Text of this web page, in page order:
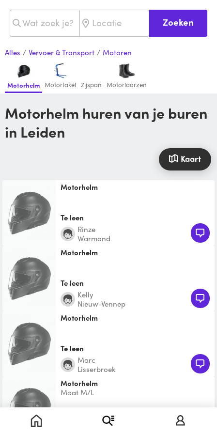
Zoeken
Alles / Vervoer & Transport / Motoren
Motorhelm Motortakel Zijspan Motorlaarzen
Motorhelm huren van je buren
in Leiden
Kaart
Motorhelm
Te leen
Rinze
Warmond
Motorhelm
Te leen
Kelly
Nieuw-Vennep
Motorhelm
Te leen
Marc
Lisserbroek
Motorhelm
Maat M/L